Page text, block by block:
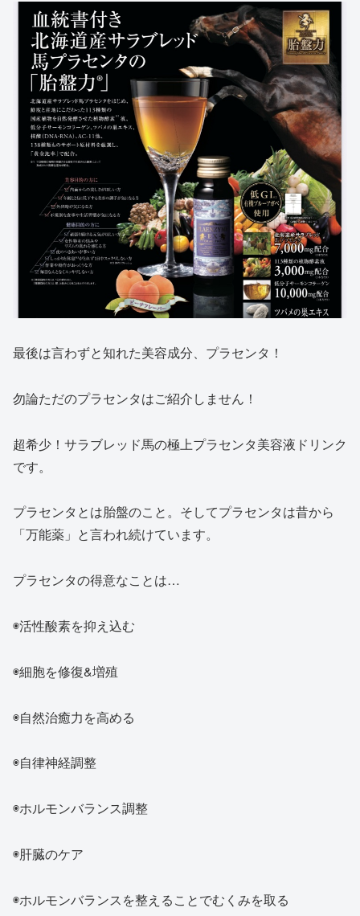
最後は言わずと知れた美容成分、プラセンタ！
勿論ただのプラセンタはご紹介しません！
超希少！サラブレッド馬の極上プラセンタ美容液ドリンク
です。
プラセンタとは胎盤のこと。そしてプラセンタは昔から
「万能薬」と言われ続けています。
プラセンタの得意なことは…
◉活性酸素を抑え込む
◉細胞を修復&増殖
◉自然治癒力を高める
◉自律神経調整
◉ホルモンバランス調整
◉肝臓のケア
◉ホルモンバランスを整えることでむくみを取る